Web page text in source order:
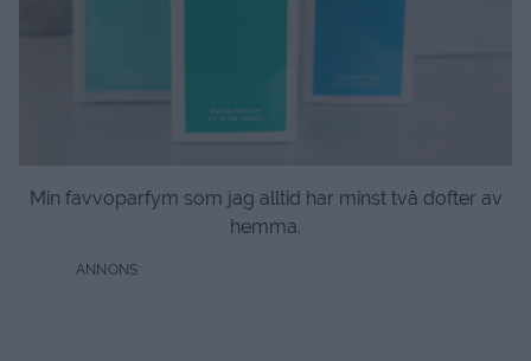
Min favvoparfym som jag alltid har minst två dofter av
hemma.